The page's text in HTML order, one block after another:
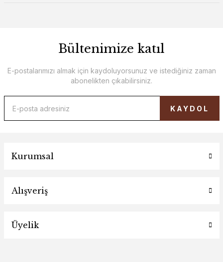
Bültenimize katıl
E-postalarımızı almak için kaydoluyorsunuz ve istediğiniz zaman
abonelikten çıkabilirsiniz.
KAYDOL
Kurumsal
Alışveriş
Üyelik